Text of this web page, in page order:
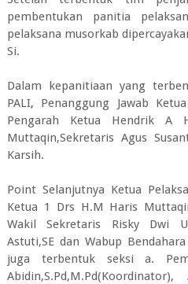
pembentukan panitia
pelaksana musorkab
Si.
Dalam kepanitiaan yang
PALI, Penanggung Jawab
Pengarah Ketua Hendrik
Muttaqin,Sekretaris Agus
Karsih.
Point Selanjutnya Ketua
Ketua 1 Drs H.M Haris
Wakil Sekretaris Risky Dwi
Astuti,SE dan Wabup
juga terbentuk seksi a.